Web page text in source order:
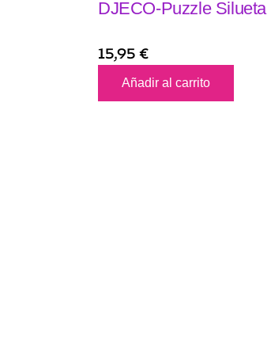
DJECO-Puzzle Silueta
15,95 €
Añadir al carrito